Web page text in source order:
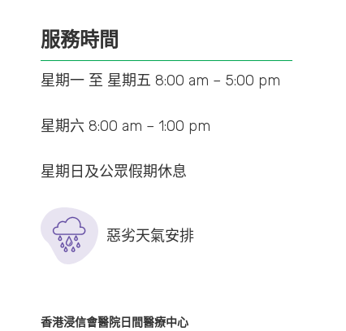
服務時間
星期一 至 星期五 8:00 am – 5:00 pm
星期六 8:00 am – 1:00 pm
星期日及公眾假期休息
惡劣天氣安排
香港浸信會醫院日間醫療中心